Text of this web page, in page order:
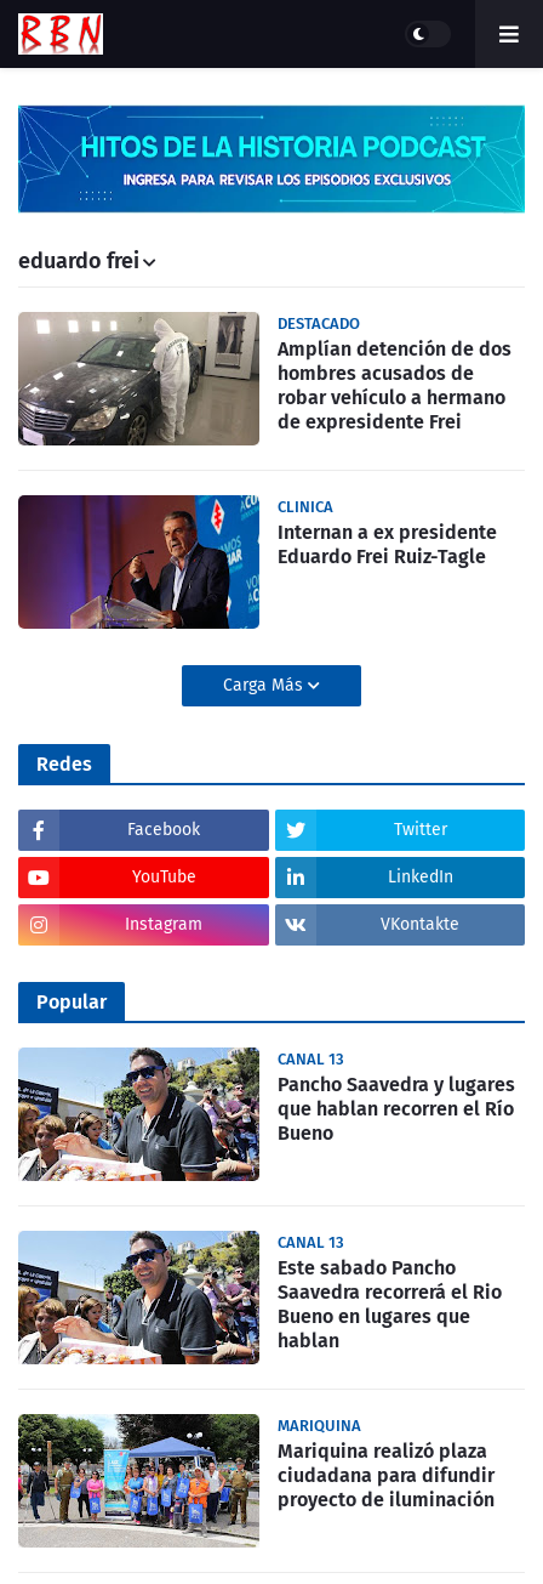
eduardo frei
DESTACADO
Amplían detención de dos
hombres acusados de
robar vehículo a hermano
de expresidente Frei
CLINICA
Internan a ex presidente
Eduardo Frei Ruiz-Tagle
Carga Más
Redes
Facebook Twitter
YouTube LinkedIn
Instagram VKontakte
Popular
CANAL 13
Pancho Saavedra y lugares
que hablan recorren el Río
Bueno
CANAL 13
Este sabado Pancho
Saavedra recorrerá el Rio
Bueno en lugares que
hablan
MARIQUINA
Mariquina realizó plaza
ciudadana para difundir
proyecto de iluminación